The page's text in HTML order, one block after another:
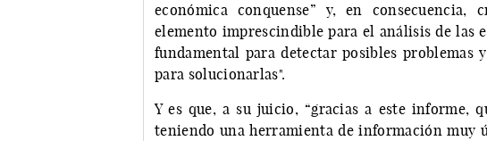
económica conquense” y, en
elemento imprescindible para el análisis de las
fundamental para detectar posibles problemas
para solucionarlas".
Y es que, a su juicio, “gracias a este informe,
teniendo una herramienta de información